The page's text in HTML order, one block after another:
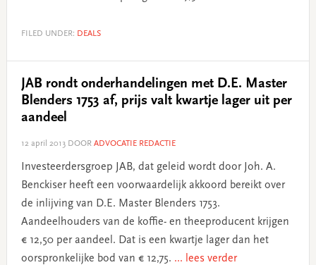
FILED UNDER: DEALS
JAB rondt onderhandelingen met D.E. Master
Blenders 1753 af, prijs valt kwartje lager uit per
aandeel
12 april 2013DOOR ADVOCATIE REDACTIE
Investeerdersgroep JAB, dat geleid wordt door Joh. A.
Benckiser heeft een voorwaardelijk akkoord bereikt over
de inlijving van D.E. Master Blenders 1753.
Aandeelhouders van de koffie- en theeproducent krijgen
€ 12,50 per aandeel. Dat is een kwartje lager dan het
oorspronkelijke bod van € 12,75. ... lees verder